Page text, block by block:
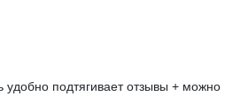
удобно подтягивает отзывы + можно